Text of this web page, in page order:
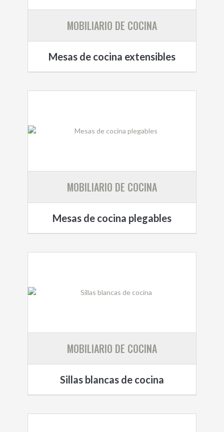
MOBILIARIO DE COCINA
Mesas de cocina extensibles
MOBILIARIO DE COCINA
Mesas de cocina plegables
MOBILIARIO DE COCINA
Sillas blancas de cocina